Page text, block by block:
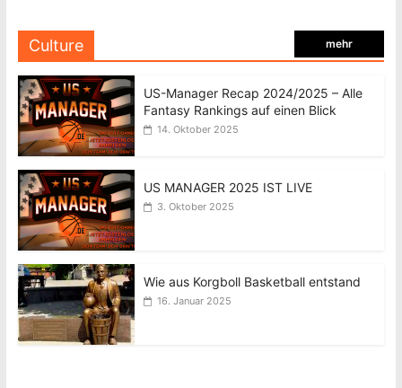
Culture mehr
US-Manager Recap 2024/2025 – Alle
Fantasy Rankings auf einen Blick
14. Oktober 2025
US MANAGER 2025 IST LIVE
3. Oktober 2025
Wie aus Korgboll Basketball entstand
16. Januar 2025